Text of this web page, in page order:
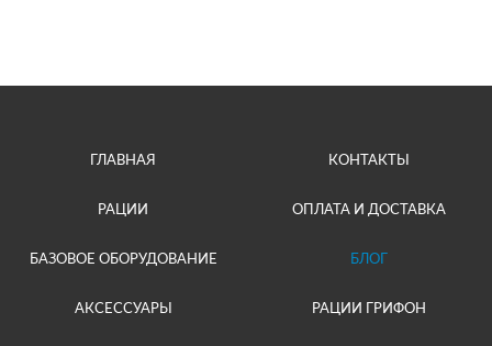
ГЛАВНАЯ
РАЦИИ
БАЗОВОЕ ОБОРУДОВАНИЕ
АКСЕССУАРЫ
КОНТАКТЫ
ОПЛАТА И ДОСТАВКА
БЛОГ
РАЦИИ ГРИФОН